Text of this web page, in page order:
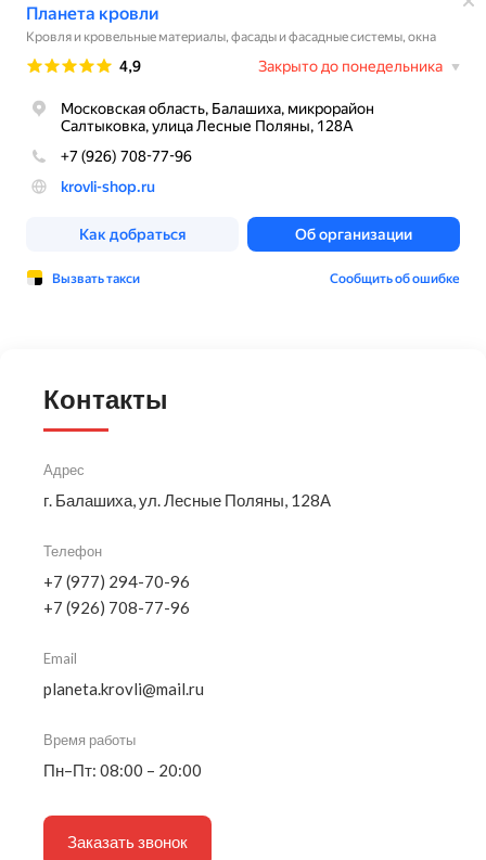
Контакты
Адрес
г. Балашиха, ул. Лесные Поляны, 128А
Телефон
+7 (977) 294-70-96
+7 (926) 708-77-96
Email
planeta.krovli@mail.ru
Время работы
Пн–Пт: 08:00 – 20:00
Заказать звонок